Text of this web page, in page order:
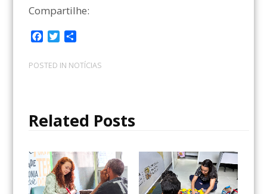
Compartilhe:
F
c
e
k
T
i
t
C
m
p
i
a
r
POSTED IN NOTÍCIAS
Related Posts